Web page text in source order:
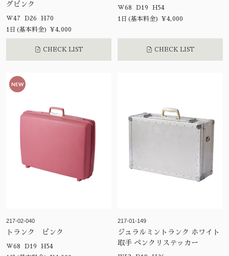
グピンク
W47 D26 H70
1日(基本料金) ¥4,000
CHECK LIST
W68 D19 H54
1日(基本料金) ¥4,000
CHECK LIST
NEW
217-02-040
トランク ピンク
W68 D19 H54
217-01-149
ジュラルミントランク ホワイト
取手 ペンクリステッカー